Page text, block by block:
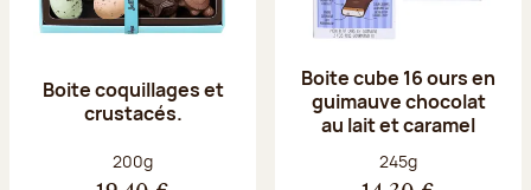
Boite coquillages et
crustacés.
Poids net :
200g
Boite cube 16 ours en
guimauve chocolat
au lait et caramel
Poids net :
245g